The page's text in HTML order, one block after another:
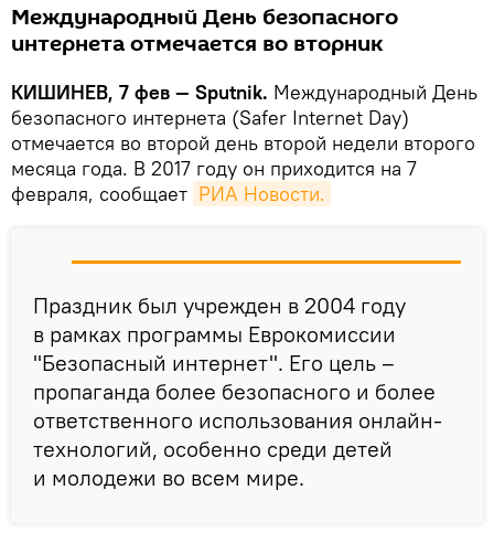
Международный День безопасного
интернета отмечается во вторник
КИШИНЕВ, 7 фев — Sputnik. Международный День
безопасного интернета (Safer Internet Day)
отмечается во второй день второй недели второго
месяца года. В 2017 году он приходится на 7
февраля, сообщает РИА Новости.
Праздник был учрежден в 2004 году
в рамках программы Еврокомиссии
"Безопасный интернет". Его цель –
пропаганда более безопасного и более
ответственного использования онлайн-
технологий, особенно среди детей
и молодежи во всем мире.